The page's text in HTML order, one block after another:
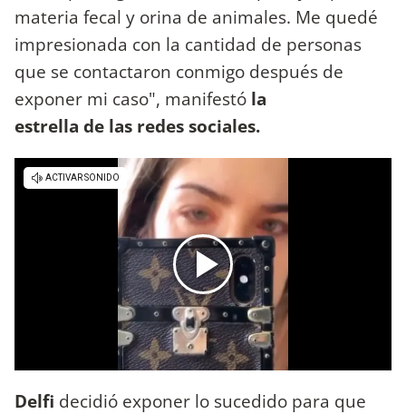
materia fecal y orina de animales. Me quedé
impresionada con la cantidad de personas
que se contactaron conmigo después de
exponer mi caso", manifestó la
estrella de las redes sociales.
Delfi decidió exponer lo sucedido para que